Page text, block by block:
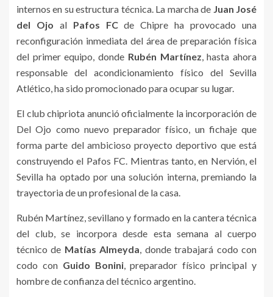
internos en su estructura técnica. La marcha de Juan José
del Ojo al Pafos FCde Chipre ha provocado una
reconfiguración inmediata del área de preparación física
del primer equipo, donde Rubén Martínez, hasta ahora
responsable del acondicionamiento físico del Sevilla
Atlético, ha sido promocionado para ocupar su lugar.
El club chipriota anunció oficialmente la incorporación de
Del Ojo como nuevo preparador físico, un fichaje que
forma parte del ambicioso proyecto deportivo que está
construyendo el Pafos FC. Mientras tanto, en Nervión, el
Sevilla ha optado por una solución interna, premiando la
trayectoria de un profesional de la casa.
Rubén Martínez, sevillano y formado en la cantera técnica
del club, se incorpora desde esta semana al cuerpo
técnico de Matías Almeyda, donde trabajará codo con
codo con Guido Bonini, preparador físico principal y
hombre de confianza del técnico argentino.